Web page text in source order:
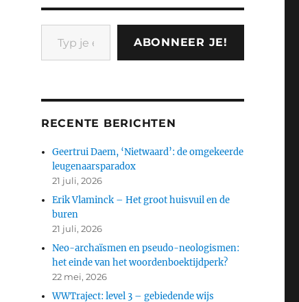
Typ je e-mail...
ABONNEER JE!
RECENTE BERICHTEN
Geertrui Daem, ‘Nietwaard’: de omgekeerde
leugenaarsparadox
21 juli, 2026
Erik Vlaminck – Het groot huisvuil en de
buren
21 juli, 2026
Neo-archaïsmen en pseudo-neologismen:
het einde van het woordenboektijdperk?
22 mei, 2026
WWTraject: level 3 – gebiedende wijs